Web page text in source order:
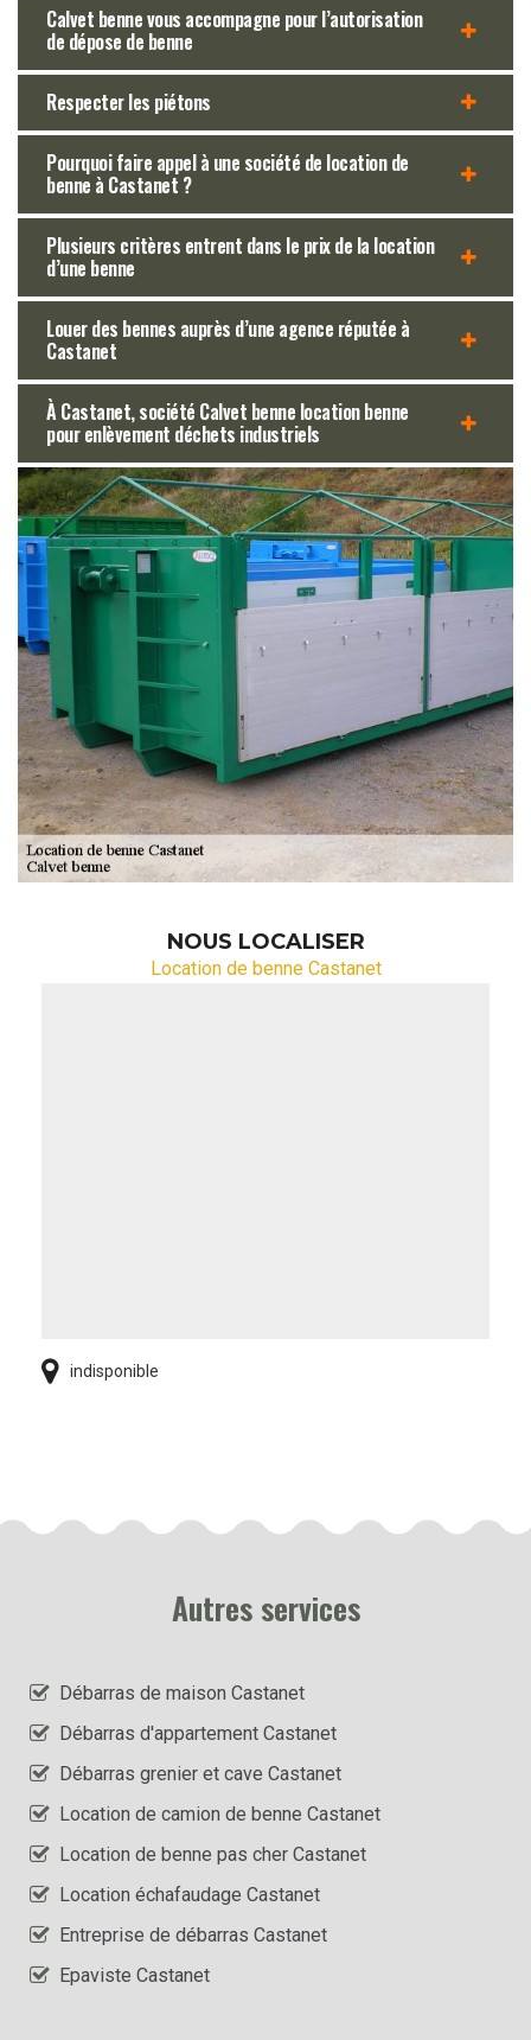
Calvet benne vous accompagne pour l’autorisation
de dépose de benne
Respecter les piétons
Pourquoi faire appel à une société de location de
benne à Castanet ?
Plusieurs critères entrent dans le prix de la location
d’une benne
Louer des bennes auprès d’une agence réputée à
Castanet
À Castanet, société Calvet benne location benne
pour enlèvement déchets industriels
NOUS LOCALISER
Location de benne Castanet
indisponible
Autres services
Débarras de maison Castanet
Débarras d'appartement Castanet
Débarras grenier et cave Castanet
Location de camion de benne Castanet
Location de benne pas cher Castanet
Location échafaudage Castanet
Entreprise de débarras Castanet
Epaviste Castanet